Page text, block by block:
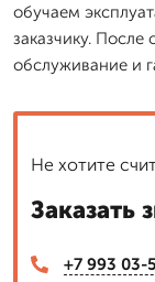
обучаем
заказчику. После
обслуживание и
Не хотите
Заказать
+7 993 03-